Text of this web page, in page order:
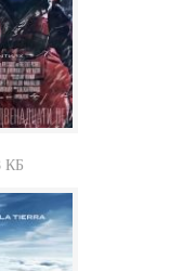
КБ